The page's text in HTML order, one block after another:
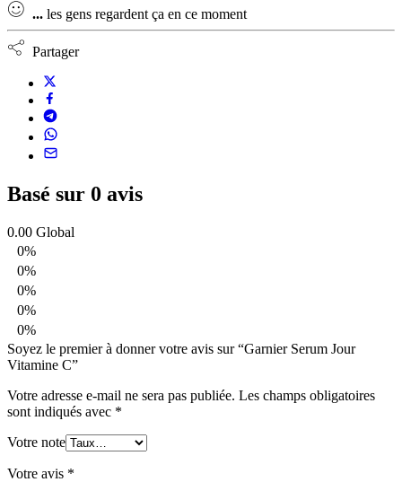
... les gens regardent ça en ce moment
Partager
Basé sur 0 avis
0.00 Global
0%
0%
0%
0%
0%
Soyez le premier à donner votre avis sur “Garnier Serum Jour
Vitamine C”
Votre adresse e-mail ne sera pas publiée. Les champs obligatoires
sont indiqués avec *
Votre note
Votre avis *